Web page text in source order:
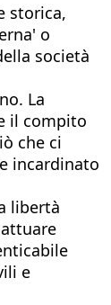
storica,
o
società
La
il compito
che ci
incardinato
libertà
e